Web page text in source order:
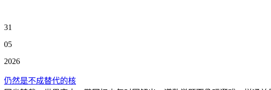
31
05
2026
仍然是不成替代的核